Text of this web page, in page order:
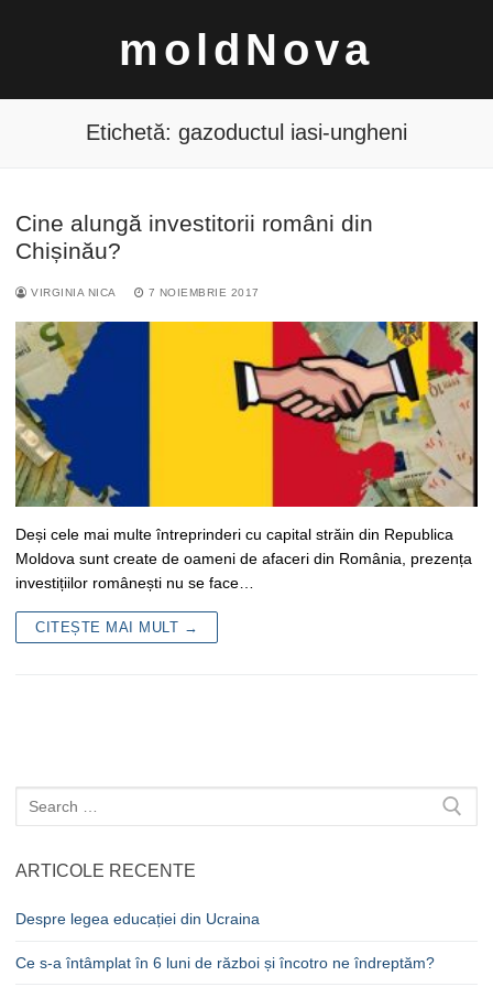
moldNova
Caută
după:
Etichetă: gazoductul iasi-ungheni
Cine alungă investitorii români din
Chișinău?
VIRGINIA NICA 7 NOIEMBRIE 2017
Deși cele mai multe întreprinderi cu capital străin din Republica
Moldova sunt create de oameni de afaceri din România, prezența
investițiilor românești nu se face…
CITEȘTE MAI MULT →
Caută
după:
ARTICOLE RECENTE
Despre legea educației din Ucraina
Ce s-a întâmplat în 6 luni de război și încotro ne îndreptăm?